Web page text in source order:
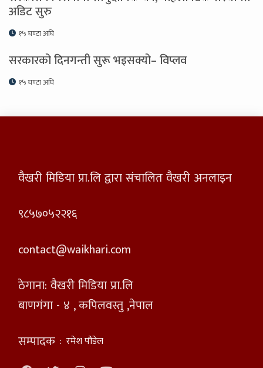
अडिट सुरु
१५ घण्टा अघि
सरकारको दिनगन्ती सुरू भइसक्यो– विप्लव
१५ घण्टा अघि
वैखरी मिडिया प्रा.लि द्वारा संचालित वैखरी अनलाइन
९८५७०५२२१६
contact@waikhari.com
ठेगाना: वैखरी मिडिया प्रा.लि
बाणगंगा - ४ , कपिलवस्तु ,नेपाल
सम्पादक : रमेश पौडेल